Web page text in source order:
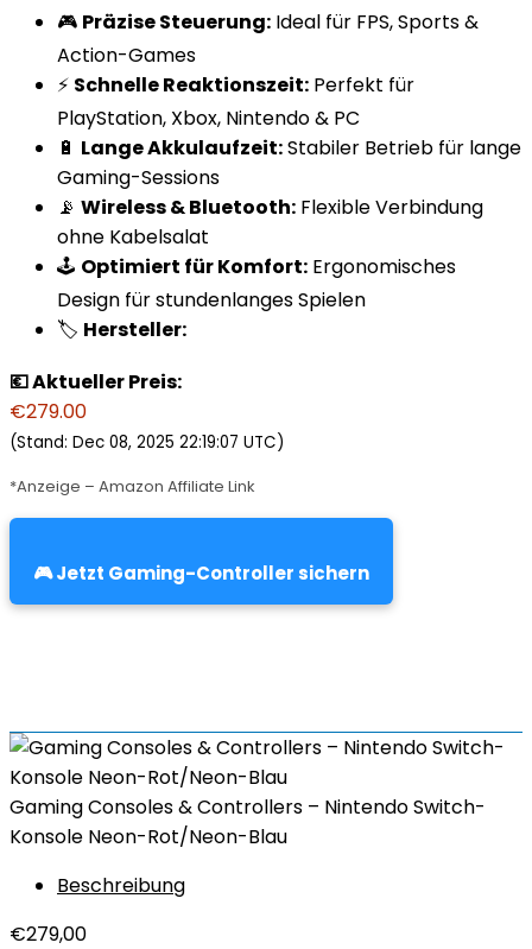
🎮 Präzise Steuerung: Ideal für FPS, Sports &
Action-Games
⚡ Schnelle Reaktionszeit: Perfekt für
PlayStation, Xbox, Nintendo & PC
🔋 Lange Akkulaufzeit:Stabiler Betrieb für lange
Gaming-Sessions
📡 Wireless & Bluetooth: Flexible Verbindung
ohne Kabelsalat
🕹️ Optimiert für Komfort: Ergonomisches
Design für stundenlanges Spielen
🏷️ Hersteller:
💶 Aktueller Preis:
€279.00
(Stand: Dec 08, 2025 22:19:07 UTC)
*Anzeige – Amazon Affiliate Link
🎮 Jetzt Gaming-Controller sichern
Gaming Consoles & Controllers – Nintendo Switch-
Konsole Neon-Rot/Neon-Blau
Beschreibung
€279,00